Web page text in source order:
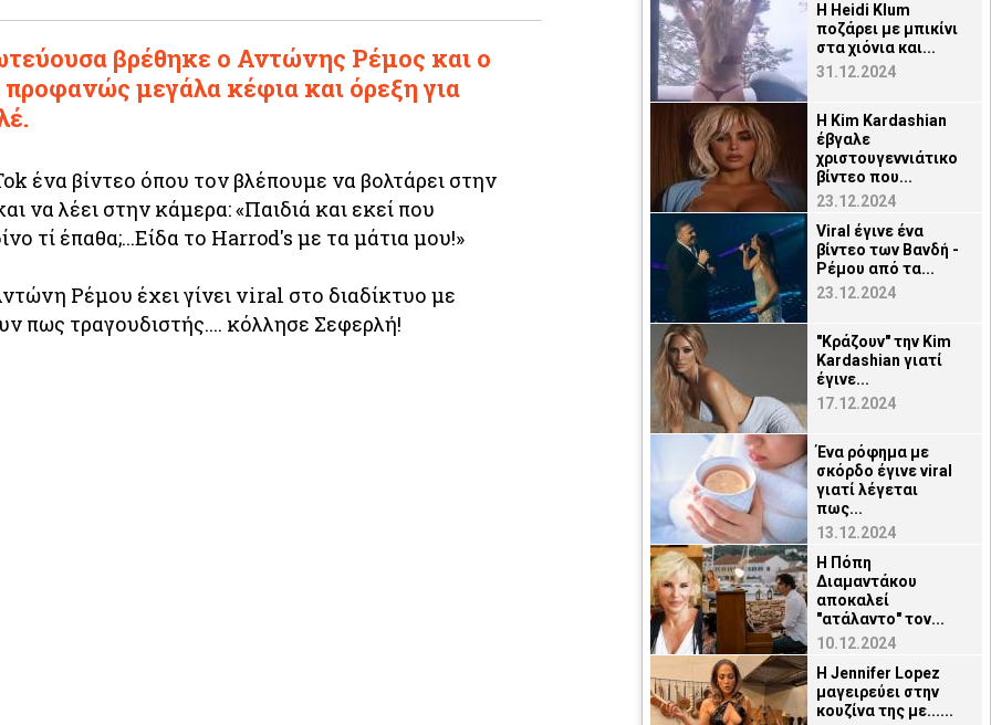
βρέθηκε ο Αντώνης Ρέμος και ο
προφανώς μεγάλα κέφια και όρεξη για
ένα βίντεο όπου τον βλέπουμε να βολτάρει στην
να λέει στην κάμερα: «Παιδιά και εκεί που
τί έπαθα;...Είδα το Harrod's με τα μάτια μου!»
Ρέμου έχει γίνει viral στο διαδίκτυο με
πως τραγουδιστής.... κόλλησε Σεφερλή!
H Heidi Klum
ποζάρει με μπικίνι
στα χιόνια και...
31.12.2024
Η Kim Kardashian
έβγαλε
χριστουγεννιάτικο
βίντεο που...
23.12.2024
Viral έγινε ένα
βίντεο των Βανδή -
Ρέμου από τα...
23.12.2024
"Κράζουν" την Kim
Kardashian γιατί
έγινε...
17.12.2024
Ένα ρόφημα με
σκόρδο έγινε viral
γιατί λέγεται
πως...
13.12.2024
Η Πόπη
Διαμαντάκου
αποκαλεί
"ατάλαντο" τον...
10.12.2024
H Jennifer Lopez
μαγειρεύει στην
κουζίνα της με......